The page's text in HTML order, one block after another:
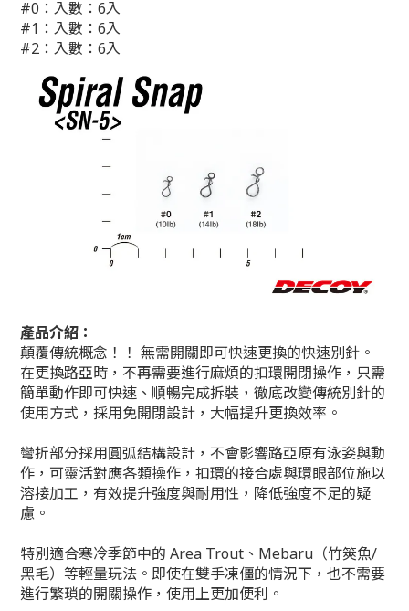
#0：入數：6入
#1：入數：6入
#2：入數：6入
產品介紹：
顛覆傳統概念！！ 無需開關即可快速更換的快速別針。
在更換路亞時，不再需要進行麻煩的扣環開閉操作，只需
簡單動作即可快速、順暢完成拆裝，徹底改變傳統別針的
使用方式，採用免開閉設計，大幅提升更換效率。
彎折部分採用圓弧結構設計，不會影響路亞原有泳姿與動
作，可靈活對應各類操作，扣環的接合處與環眼部位施以
溶接加工，有效提升強度與耐用性，降低強度不足的疑
慮。
特別適合寒冷季節中的 Area Trout、Mebaru（竹筴魚/
黑毛）等輕量玩法。即使在雙手凍僵的情況下，也不需要
進行繁瑣的開關操作，使用上更加便利。